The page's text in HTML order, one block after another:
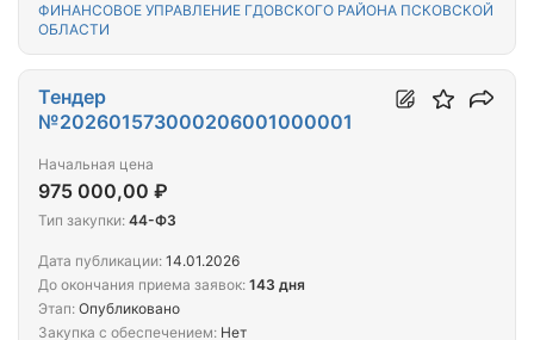
ФИНАНСОВОЕ УПРАВЛЕНИЕ ГДОВСКОГО РАЙОНА ПСКОВСКОЙ
ОБЛАСТИ
Тендер
№202601573000206001000001
Начальная цена
975 000,00 ₽
Тип закупки: 44-ФЗ
Дата публикации: 14.01.2026
До окончания приема заявок: 143 дня
Этап: Опубликовано
Закупка с обеспечением: Нет